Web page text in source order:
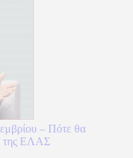
– Πότε θα
της ΕΛΑΣ